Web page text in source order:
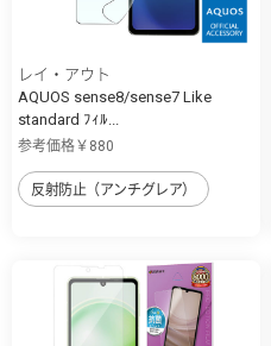
レイ・アウト
AQUOS sense8/sense7 Like
standard ﾌｨﾙ...
参考価格￥880
反射防止（アンチグレア）